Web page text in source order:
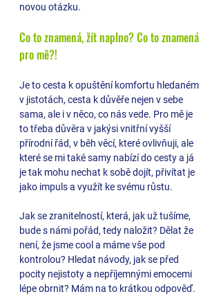
novou otázku.
Co to znamená, žít naplno? Co to znamená
pro mě?!
Je to cesta k opuštění komfortu hledaném
v jistotách, cesta k důvěře nejen v sebe
sama, ale i v něco, co nás vede. Pro mě je
to třeba důvěra v jakýsi vnitřní vyšší
přírodní řád, v běh věcí, které ovlivňuji, ale
které se mi také samy nabízí do cesty a já
je tak mohu nechat k sobě dojít, přivítat je
jako impuls a využít ke svému růstu.
Jak se zranitelností, která, jak už tušíme,
bude s námi pořád, tedy naložit? Dělat že
není, že jsme cool a máme vše pod
kontrolou? Hledat návody, jak se před
pocity nejistoty a nepříjemnými emocemi
lépe obrnit? Mám na to krátkou odpověď.